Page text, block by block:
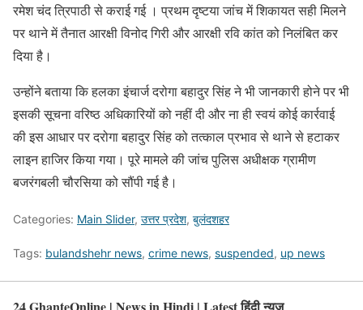
रमेश चंद त्रिपाठी से कराई गई । प्रथम दृष्टया जांच में शिकायत सही मिलने
पर थाने में तैनात आरक्षी विनोद गिरी और आरक्षी रवि कांत को निलंबित कर
दिया है।
उन्होंने बताया कि हलका इंचार्ज दरोगा बहादुर सिंह ने भी जानकारी होने पर भी
इसकी सूचना वरिष्ठ अधिकारियों को नहीं दी और ना ही स्वयं कोई कार्रवाई
की इस आधार पर दरोगा बहादुर सिंह को तत्काल प्रभाव से थाने से हटाकर
लाइन हाजिर किया गया। पूरे मामले की जांच पुलिस अधीक्षक ग्रामीण
बजरंगबली चौरसिया को सौंपी गई है।
Categories: Main Slider, उत्तर प्रदेश, बुलंदशहर
Tags: bulandshehr news, crime news, suspended, up news
24 GhanteOnline | News in Hindi | Latest हिंदी न्यूज़